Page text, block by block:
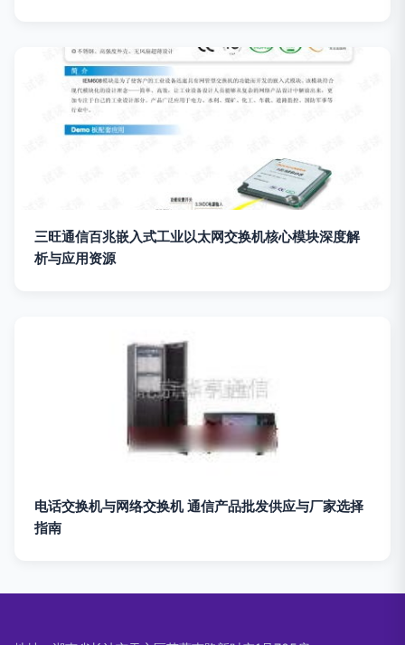
三旺通信百兆嵌入式工业以太网交换机核心模块深度解
析与应用资源
电话交换机与网络交换机 通信产品批发供应与厂家选择
指南